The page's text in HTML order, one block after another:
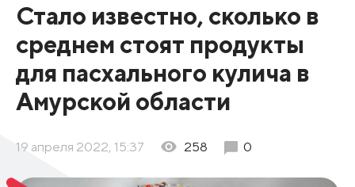
Стало известно, сколько в
среднем стоят продукты
для пасхального кулича в
Амурской области
19 апреля 2022, 15:37 258 0